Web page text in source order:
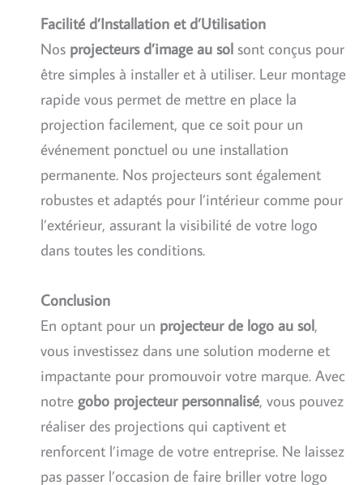
Facilité d’Installation et d’Utilisation
Nos projecteurs d’image au sol sont conçus pour
être simples à installer et à utiliser. Leur montage
rapide vous permet de mettre en place la
projection facilement, que ce soit pour un
événement ponctuel ou une installation
permanente. Nos projecteurs sont également
robustes et adaptés pour l’intérieur comme pour
l’extérieur, assurant la visibilité de votre logo
dans toutes les conditions.
Conclusion
En optant pour un projecteur de logo au sol,
vous investissez dans une solution moderne et
impactante pour promouvoir votre marque. Avec
notre gobo projecteur personnalisé, vous pouvez
réaliser des projections qui captivent et
renforcent l’image de votre entreprise. Ne laissez
pas passer l’occasion de faire briller votre logo